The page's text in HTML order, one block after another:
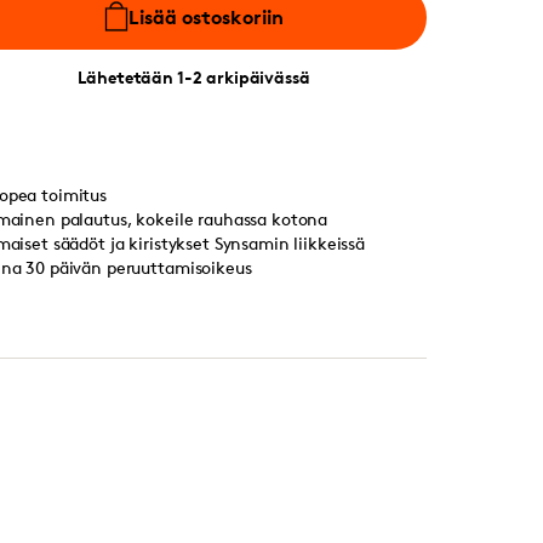
Lisää ostoskoriin
Lähetetään 1-2 arkipäivässä
toimitus
palautus, kokeile rauhassa kotona
säädöt ja kiristykset Synsamin liikkeissä
30 päivän peruuttamisoikeus